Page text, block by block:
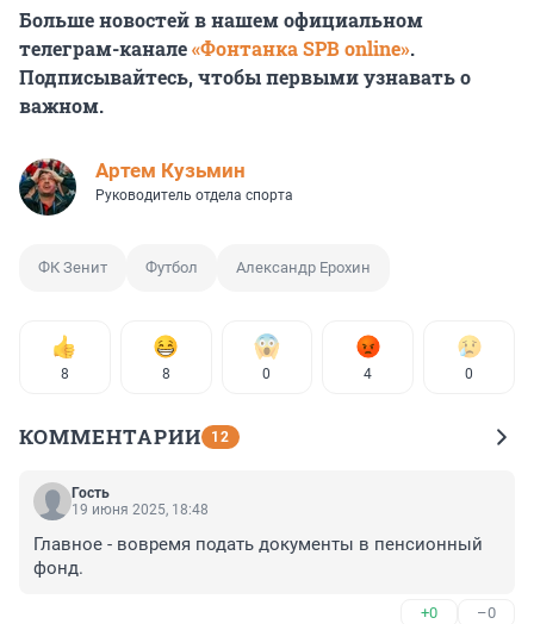
Больше новостей в нашем официальном
телеграм-канале«Фонтанка SPB online».
Подписывайтесь, чтобы первыми узнавать о
важном.
Артем Кузьмин
Руководитель отдела спорта
ФК Зенит Футбол Александр Ерохин
8 8 0 4 0
КОММЕНТАРИИ 12
Гость
19 июня 2025, 18:48
Главное - вовремя подать документы в пенсионный
фонд.
+0 –0